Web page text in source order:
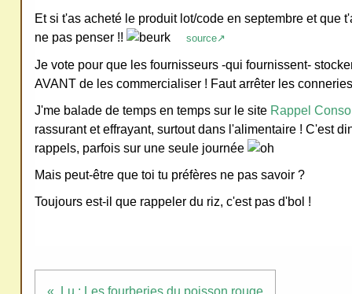
Et si t'as acheté le produit lot/code en septembre et que
ne pas penser !!
source↗
Je vote pour que les fournisseurs -qui fournissent-
AVANT de les commercialiser ! Faut arrêter les
J'me balade de temps en temps sur le site Rappel
rassurant et effrayant, surtout dans l'alimentaire ! C'est
rappels, parfois sur une seule journée
Mais peut-être que toi tu préfères ne pas savoir ?
Toujours est-il que rappeler du riz, c'est pas d'bol !
Lu : Les fourberies du poisson rouge